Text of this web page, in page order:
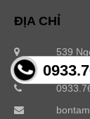
ĐỊA CHỈ
539
Đà